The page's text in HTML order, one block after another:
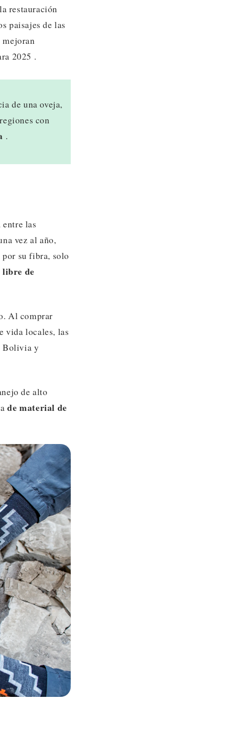
restauración
paisajes de las
mejoran
2025 .
de una oveja,
con
.
las
vez al año,
su fibra, solo
libre de
Al comprar
vida locales, las
Bolivia y
de alto
de material de